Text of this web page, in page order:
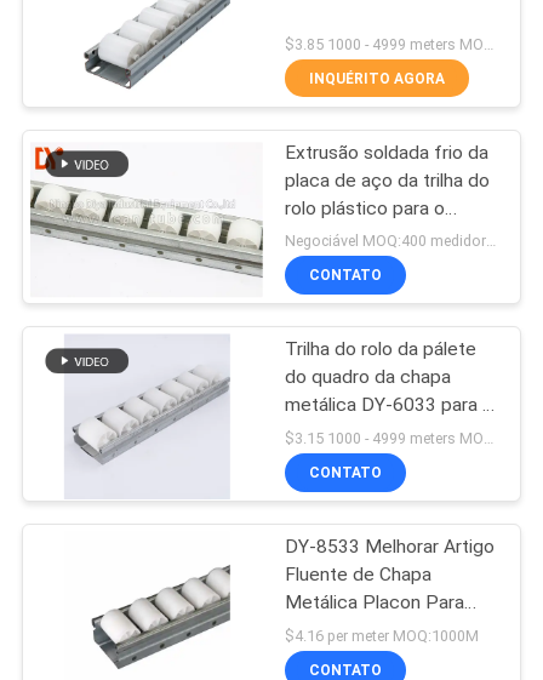
CONTACTE-
NOTÍCIA
CASOS
PEÇA
UMAS
CITAÇÕES
DO
PRIVACY
Acessórios para
tubos magros
trilha do rolo
124
Tubulação magra de
alumínio
93
INQUÉRITO AGORA
Extrusão soldada frio da
placa de aço da trilha do
rolo plástico para o
sistema da cremalheira
de tubulação
Negociável MOQ:400 medidores
CONTATO
Trilha do rolo da pálete
do quadro da chapa
metálica DY-6033 para o
sistema da cremalheira
de tubulação
$3.15 1000 - 4999 meters MOQ:1000M
CONTATO
DY-8533 Melhorar Artigo
Fluente de Chapa
Metálica Placon Para
Área de Triagem da Linha
de Montagem
$4.16 per meter MOQ:1000M
CONTATO